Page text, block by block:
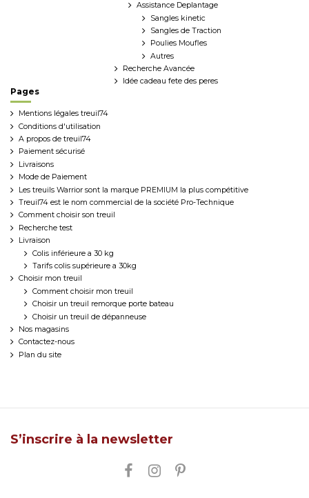
Assistance Deplantage
Sangles kinetic
Sangles de Traction
Poulies Moufles
Autres
Recherche Avancée
Idée cadeau fete des peres
Pages
Mentions légales treuil74
Conditions d'utilisation
A propos de treuil74
Paiement sécurisé
Livraisons
Mode de Paiement
Les treuils Warrior sont la marque PREMIUM la plus compétitive
Treuil74 est le nom commercial de la société Pro-Technique
Comment choisir son treuil
Recherche test
Livraison
Colis inférieure a 30 kg
Tarifs colis supérieure a 30kg
Choisir mon treuil
Comment choisir mon treuil
Choisir un treuil remorque porte bateau
Choisir un treuil de dépanneuse
Nos magasins
Contactez-nous
Plan du site
S’inscrire à la newsletter